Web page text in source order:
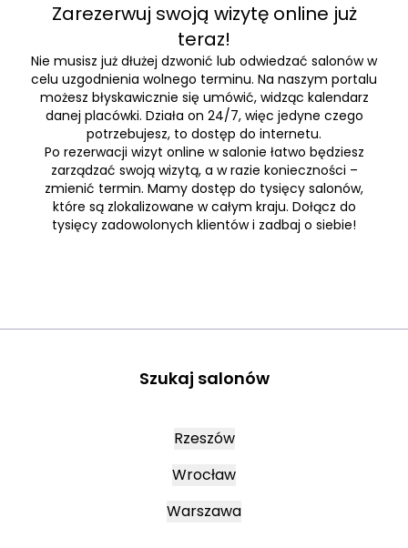
Zarezerwuj swoją wizytę online już
teraz!
Nie musisz już dłużej dzwonić lub odwiedzać salonów w
celu uzgodnienia wolnego terminu. Na naszym portalu
możesz błyskawicznie się umówić, widząc kalendarz
danej placówki. Działa on 24/7, więc jedyne czego
potrzebujesz, to dostęp do internetu.
Po rezerwacji wizyt online w salonie łatwo będziesz
zarządzać swoją wizytą, a w razie konieczności –
zmienić termin. Mamy dostęp do tysięcy salonów,
które są zlokalizowane w całym kraju. Dołącz do
tysięcy zadowolonych klientów i zadbaj o siebie!
Szukaj salonów
Rzeszów
Wrocław
Warszawa